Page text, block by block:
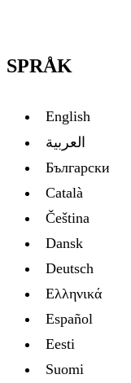
SPRÅK
English
العربية
Български
Català
Čeština
Dansk
Deutsch
Ελληνικά
Español
Eesti
Suomi